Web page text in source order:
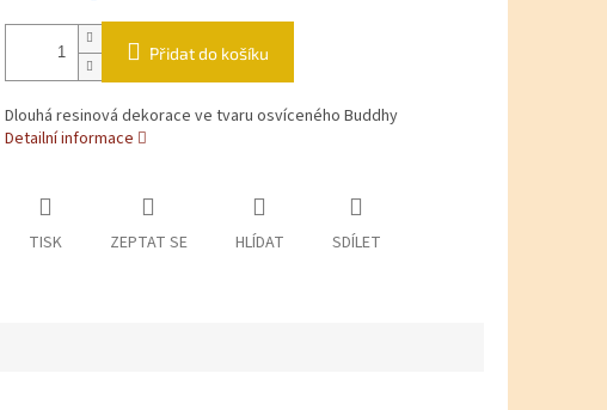
Přidat do košíku
Dlouhá resinová dekorace ve tvaru osvíceného Buddhy
Detailní informace
TISK ZEPTAT SE HLÍDAT SDÍLET